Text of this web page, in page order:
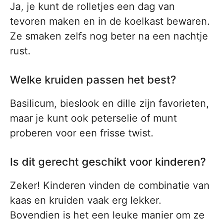
Ja, je kunt de rolletjes een dag van
tevoren maken en in de koelkast bewaren.
Ze smaken zelfs nog beter na een nachtje
rust.
Welke kruiden passen het best?
Basilicum, bieslook en dille zijn favorieten,
maar je kunt ook peterselie of munt
proberen voor een frisse twist.
Is dit gerecht geschikt voor kinderen?
Zeker! Kinderen vinden de combinatie van
kaas en kruiden vaak erg lekker.
Bovendien is het een leuke manier om ze